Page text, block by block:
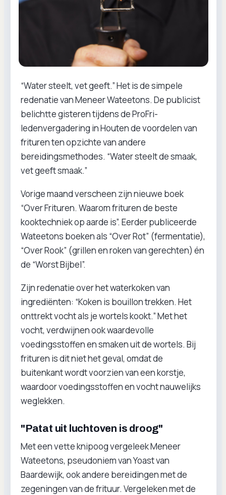
“Water steelt, vet geeft.” Het is de simpele
redenatie van Meneer Wateetons. De publicist
belichtte gisteren tijdens de ProFri-
ledenvergadering in Houten de voordelen van
frituren ten opzichte van andere
bereidingsmethodes. “Water steelt de smaak,
vet geeft smaak.”
Vorige maand verscheen zijn nieuwe boek
“Over Frituren. Waarom frituren de beste
kooktechniek op aarde is”. Eerder publiceerde
Wateetons boeken als “Over Rot” (fermentatie),
“Over Rook” (grillen en roken van gerechten) én
de “Worst Bijbel”.
Zijn redenatie over het waterkoken van
ingrediënten: “Koken is bouillon trekken. Het
onttrekt vocht als je wortels kookt.” Met het
vocht, verdwijnen ook waardevolle
voedingsstoffen en smaken uit de wortels. Bij
frituren is dit niet het geval, omdat de
buitenkant wordt voorzien van een korstje,
waardoor voedingsstoffen en vocht nauwelijks
weglekken.
"Patat uit luchtoven is droog"
Met een vette knipoog vergeleek Meneer
Wateetons, pseudoniem van Yoast van
Baardewijk, ook andere bereidingen met de
zegeningen van de frituur. Vergeleken met de